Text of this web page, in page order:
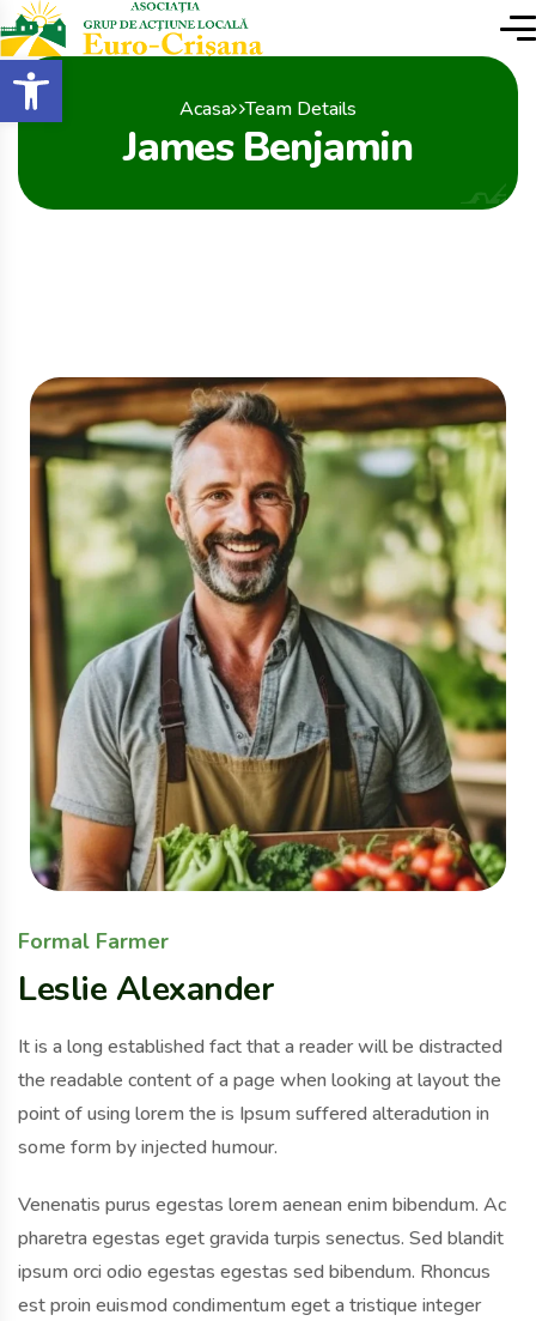
Deschide bara de unelte
conținut
Acasa Team Details
James Benjamin
Formal Farmer
Leslie Alexander
It is a long established fact that a reader will be distracted
the readable content of a page when looking at layout the
point of using lorem the is Ipsum suffered alteradution in
some form by injected humour.
Venenatis purus egestas lorem aenean enim bibendum. Ac
pharetra egestas eget gravida turpis senectus. Sed blandit
ipsum orci odio egestas egestas sed bibendum. Rhoncus
est proin euismod condimentum eget a tristique integer